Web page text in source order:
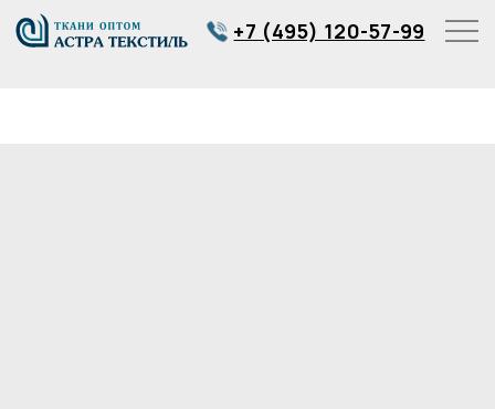
+7 (495) 120-57-99